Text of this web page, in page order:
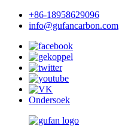
+86-18958629096
info@gufancarbon.com
Ondersoek